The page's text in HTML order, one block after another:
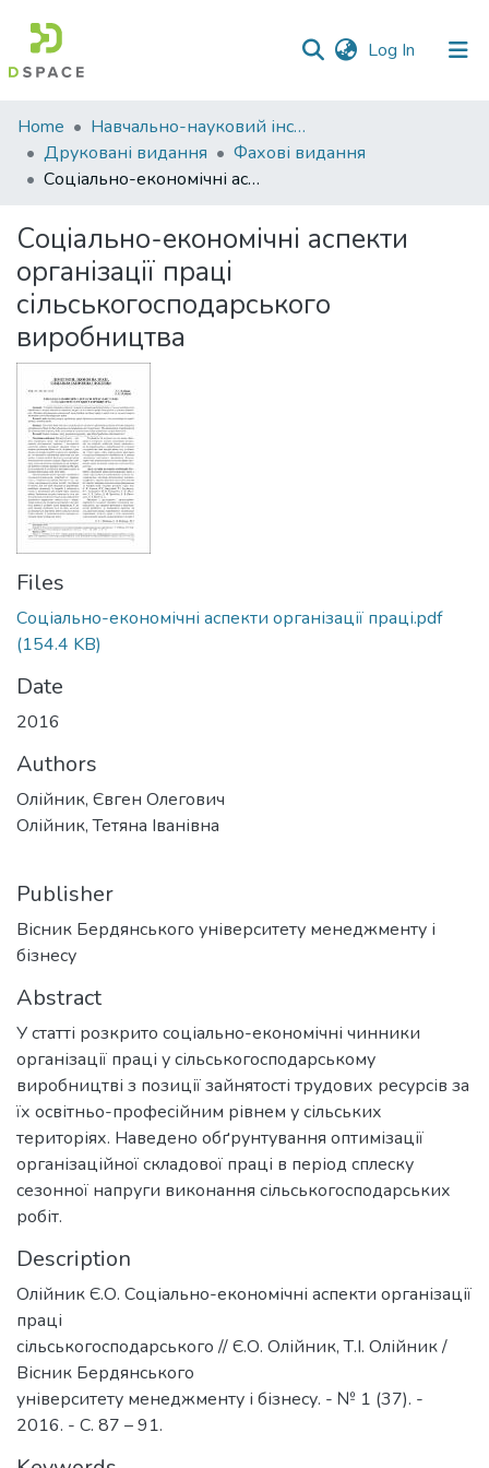
Log In (current)
Communities
&
Collections
Statistics
Home
Навчально-науковий інститут економіки, управління, права та інформаційних технологій
Друковані видання
Фахові видання
Соціально-економічні аспекти організації праці сільськогосподарського виробництва
Соціально-економічні аспекти
організації праці
сільськогосподарського
виробництва
Files
Соціально-економічні аспекти організації праці.pdf
(154.4 KB)
Date
2016
Authors
Олійник, Євген Олегович
Олійник, Тетяна Іванівна
Publisher
Вісник Бердянського університету менеджменту і
бізнесу
Abstract
У статті розкрито соціально-економічні чинники
організації праці у сільськогосподарському
виробництві з позиції зайнятості трудових ресурсів за
їх освітньо-професійним рівнем у сільських
територіях. Наведено обґрунтування оптимізації
організаційної складової праці в період сплеску
сезонної напруги виконання сільськогосподарських
робіт.
Description
Олійник Є.О. Соціально-економічні аспекти організації
праці
сільськогосподарського // Є.О. Олійник, Т.І. Олійник /
Вісник Бердянського
університету менеджменту і бізнесу. - № 1 (37). -
2016. - С. 87 – 91.